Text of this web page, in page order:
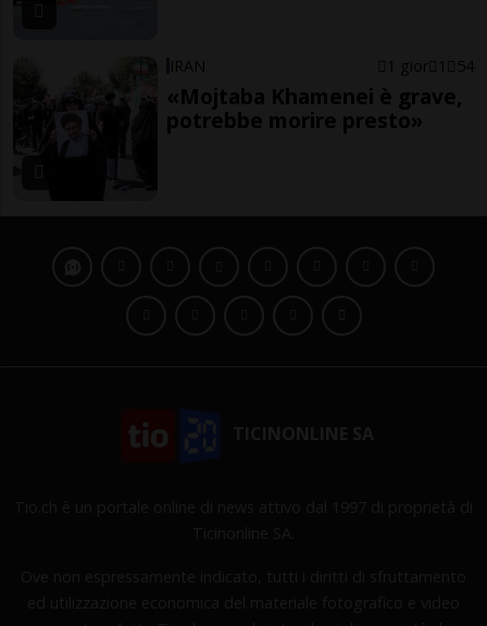
IRAN 1 gior 1 54
«Mojtaba Khamenei è grave,
potrebbe morire presto»